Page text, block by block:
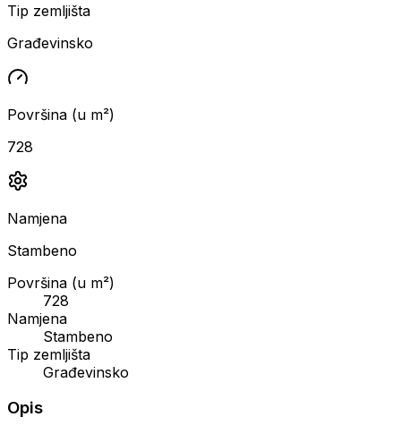
Tip zemljišta
Građevinsko
Površina (u m²)
728
Namjena
Stambeno
Površina (u m²)
728
Namjena
Stambeno
Tip zemljišta
Građevinsko
Opis